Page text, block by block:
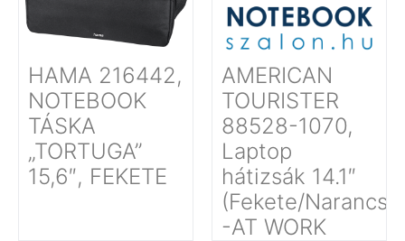
HAMA 216442,
NOTEBOOK
TÁSKA
„TORTUGA”
15,6″, FEKETE
AMERICAN
TOURISTER
88528-1070,
Laptop
hátizsák 14.1″
(Fekete/
-AT WORK